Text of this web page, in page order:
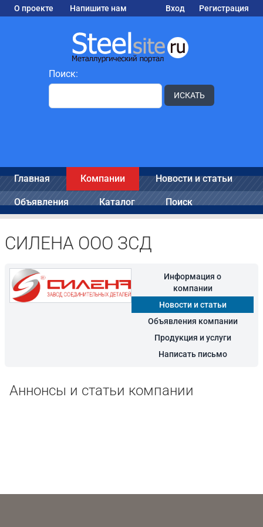
О проекте Напишите нам Вход Регистрация
Поиск:
ИСКАТЬ
Главная Компании Новости и статьи
Объявления Каталог Поиск
СИЛЕНА ООО ЗСД
Информация о
компании
Новости и статьи
Объявления компании
Продукция и услуги
Написать письмо
Аннонсы и статьи компании